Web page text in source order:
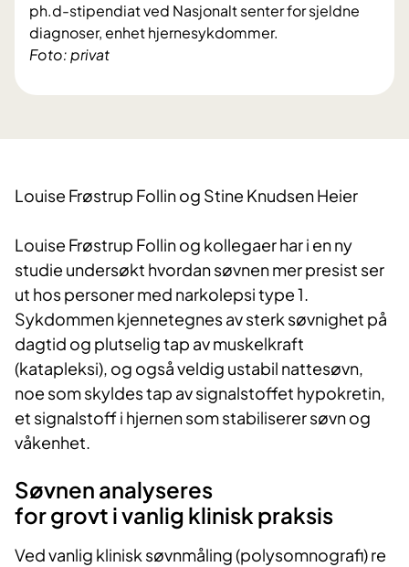
Foto: privat
ph.d-stipendiat ved Nasjonalt senter for sjeldne
diagnoser, enhet hjernesykdommer.
Louise Frøstrup Follinog Stine Knudsen Heier
Louise Frøstrup Follin og kollegaer har i en ny
studie undersøkt hvordan søvnen mer presist ser
ut hos personer med narkolepsi type 1.
Sykdommen kjennetegnes av sterk søvnighet på
dagtid og plutselig tap av muskelkraft
(katapleksi), og også veldig ustabil nattesøvn,
noe som skyldes tap av signalstoffet hypokretin,
et signalstoff i hjernen som stabiliserer søvn og
våkenhet.
Søvnen analyseres
for grovt i vanlig klinisk praksis
Ved vanlig klinisk søvnmåling (polysomnografi) re